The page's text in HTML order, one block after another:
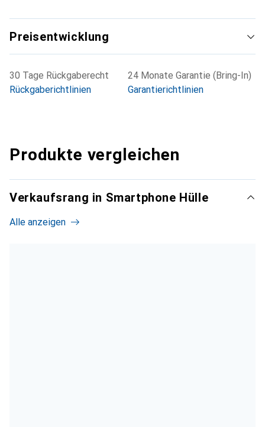
Preisentwicklung
30 Tage Rückgaberecht
Rückgaberichtlinien
24 Monate Garantie (Bring-In)
Garantierichtlinien
Produkte vergleichen
Verkaufsrang in Smartphone Hülle
Alle anzeigen